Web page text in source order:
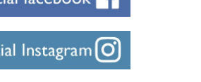
CLUCT
COOTIE
L/S TEE
CUTSAW
JACKET
￥2,000～￥3,000
￥3,000～￥4,000
￥4,000～￥5,000